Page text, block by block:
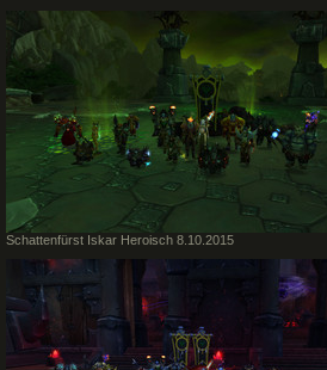
Schattenfürst Iskar Heroisch 8.10.2015